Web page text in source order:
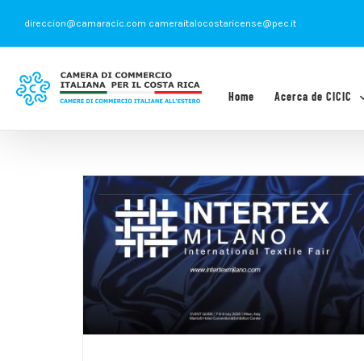
contenido
direccion@camaracic.com cameraitalocostaricense@pec.it
Home Acerca de CICIC